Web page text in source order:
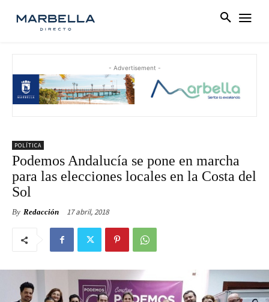
- Advertisement -
POLÍTICA
Podemos Andalucía se pone en marcha
para las elecciones locales en la Costa del
Sol
By Redacción 17 abril, 2018